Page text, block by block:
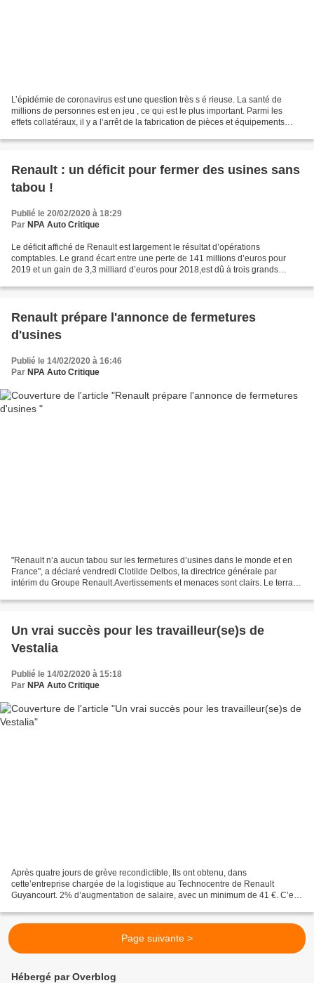
L’épidémie de coronavirus est une question très s é rieuse. La santé de
millions de personnes est en jeu , ce qui est le plus important. Parmi les
effets collatéraux, il y a l’arrêt de la fabrication de pièces et équipements
Renault : un déficit pour fermer des usines sans
tabou !
Publié le 20/02/2020 à 18:29
Par NPA Auto Critique
Le déficit affiché de Renault est largement le résultat d’opérations
comptables. Le grand écart entre une perte de 141 millions d’euros pour
2019 et un gain de 3,3 milliard d’euros pour 2018,est dû à trois grands
Renault prépare l'annonce de fermetures
d'usines
Publié le 14/02/2020 à 16:46
Par NPA Auto Critique
"Renault n’a aucun tabou sur les fermetures d’usines dans le monde et en
France", a déclaré vendredi Clotilde Delbos, la directrice générale par
intérim du Groupe Renault.Avertissements et menaces sont clairs. Le terrain
Un vrai succès pour les travailleur(se)s de
Vestalia
Publié le 14/02/2020 à 15:18
Par NPA Auto Critique
Après quatre jours de grève recondictible, Ils ont obtenu, dans
cette’entreprise chargée de la logistique au Technocentre de Renault
Guyancourt. 2% d’augmentation de salaire, avec un minimum de 41 €. C’est
Page suivante >
Hébergé par Overblog